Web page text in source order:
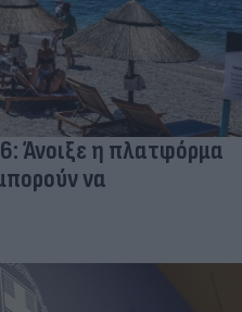
Άνοιξε η πλατφόρμα
να